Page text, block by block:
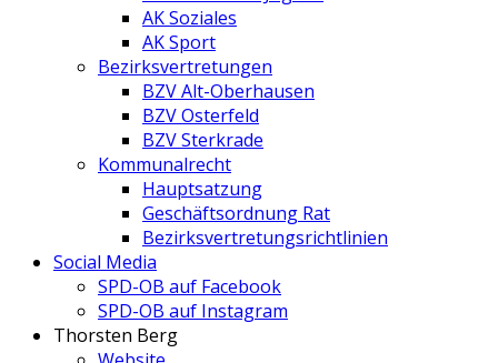
AK Soziales
AK Sport
Bezirksvertretungen
BZV Alt-Oberhausen
BZV Osterfeld
BZV Sterkrade
Kommunalrecht
Hauptsatzung
Geschäftsordnung Rat
Bezirksvertretungs­richtlinien
Social Media
SPD-OB auf Facebook
SPD-OB auf Instagram
Thorsten Berg